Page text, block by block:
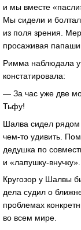
и мы вместе
Мы сидели и
из поля зрения.
просаживая
Римма наблюдала
констатировала:
— За час уже две
Тьфу!
Шалва сидел
чем-то удивить.
дедушка по
и «лапушку-внучку».
Кругозор у Шалвы
дела судил о
проблемах
во всем мире.